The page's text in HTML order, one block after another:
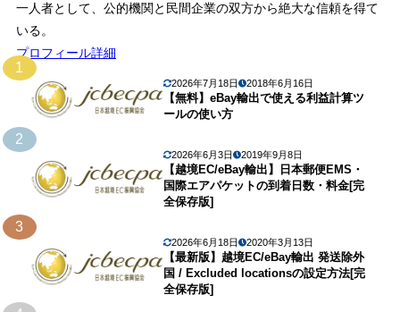
一人者として、公的機関と民間企業の双方から絶大な信頼を得て
いる。
プロフィール詳細
1
2026年7月18日 2018年6月16日
【無料】eBay輸出で使える利益計算ツ
ールの使い方
2
2026年6月3日 2019年9月8日
【越境EC/eBay輸出】日本郵便EMS・
国際エアパケットの到着日数・料金[完
全保存版]
3
2026年6月18日 2020年3月13日
【最新版】越境EC/eBay輸出 発送除外
国 / Excluded locationsの設定方法[完
全保存版]